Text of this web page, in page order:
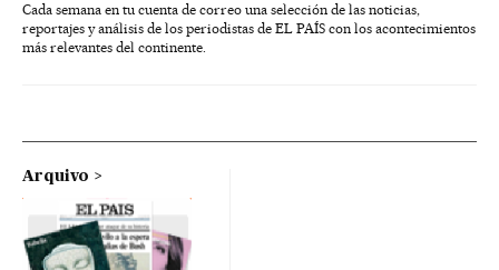
Cada semana en tu cuenta de correo una selección de las noticias,
reportajes y análisis de los periodistas de EL PAÍS con los acontecimientos
más relevantes del continente.
Arquivo